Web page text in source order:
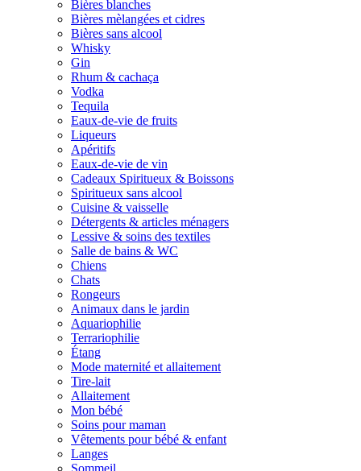
Bières blanches
Bières mèlangées et cidres
Bières sans alcool
Whisky
Gin
Rhum & cachaça
Vodka
Tequila
Eaux-de-vie de fruits
Liqueurs
Apéritifs
Eaux-de-vie de vin
Cadeaux Spiritueux & Boissons
Spiritueux sans alcool
Cuisine & vaisselle
Détergents & articles ménagers
Lessive & soins des textiles
Salle de bains & WC
Chiens
Chats
Rongeurs
Animaux dans le jardin
Aquariophilie
Terrariophilie
Étang
Mode maternité et allaitement
Tire-lait
Allaitement
Mon bébé
Soins pour maman
Vêtements pour bébé & enfant
Langes
Sommeil